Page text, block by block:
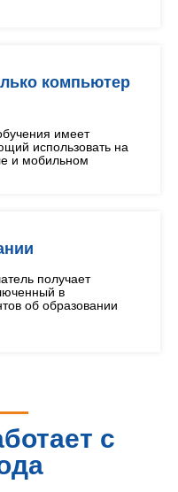
компьютер
имеет
использовать на
и мобильном
получает
в
об образовании
с